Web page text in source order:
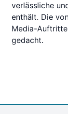
verlässliche
enthält. Die
Media-
gedacht.